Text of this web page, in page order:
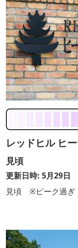
レッドヒル ヒ
見頃
更新日時: 5月29日
見頃 ※ピーク過ぎ